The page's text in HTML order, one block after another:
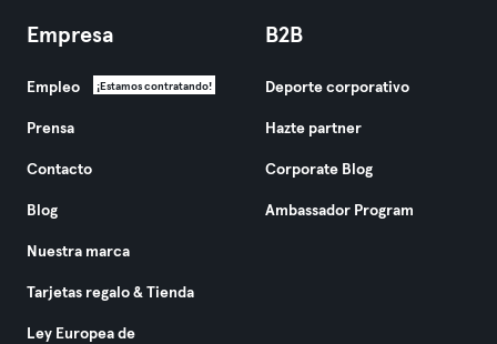
Empresa
Empleo ¡Estamos contratando!
Prensa
Contacto
Blog
Nuestra marca
Tarjetas regalo & Tienda
Ley Europea de
B2B
Deporte corporativo
Hazte partner
Corporate Blog
Ambassador Program